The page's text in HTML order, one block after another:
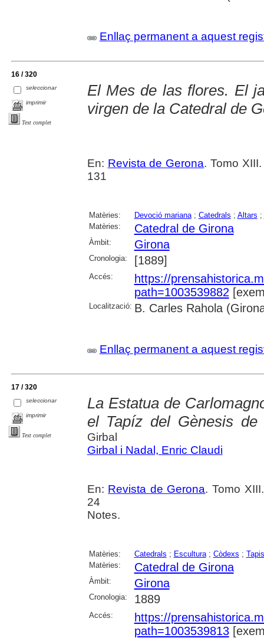
Enllaç permanent a aquest
16 / 320
seleccionar
imprimir
Text complet
El Mes de las flores. El
virgen de la Catedral de
En: Revista de Gerona. Tomo
131
Matèries: Devoció mariana; Catedrals ; Altars ;
Matèries:
Catedral de Girona
Àmbit: Girona
Cronologia: [1889]
Accés:
https://
path=1003539882
Localització: B. Carles Rahola
Enllaç permanent a aquest
17 / 320
seleccionar
imprimir
Text complet
La Estatua de
el Tapíz del Gènesis de
Girbal
Girbal i Nadal, Enric Claudi
En: Revista de Gerona. Tomo
24
Notes.
Matèries: Catedrals ; Escultura; Còdexs ;
Matèries:
Catedral de Girona
Àmbit: Girona
Cronologia: 1889
Accés:
https://
path=1003539813